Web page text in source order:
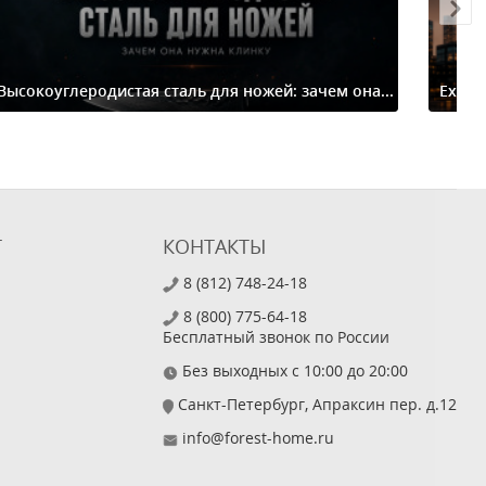
сталь для ножей: зачем она...
КОНТАКТЫ
8 (812) 748-24-18
8 (800) 775-64-18
Бесплатный звонок по России
Без выходных с 10:00 до 20:00
Санкт-Петербург, Апраксин пер. д.12
info@forest-home.ru